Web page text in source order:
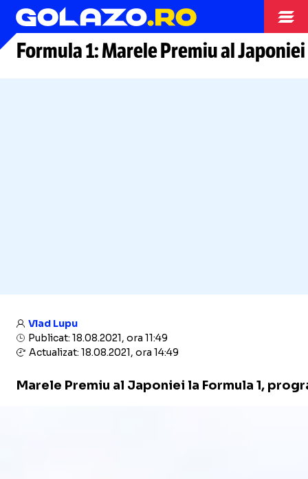
Moto GP
Formula 1: Marele Premiu al
Vlad Lupu
Publicat: 18.08.2021, ora 11:49
Actualizat: 18.08.2021, ora 14:49
Marele Premiu al Japoniei la Formula 1,